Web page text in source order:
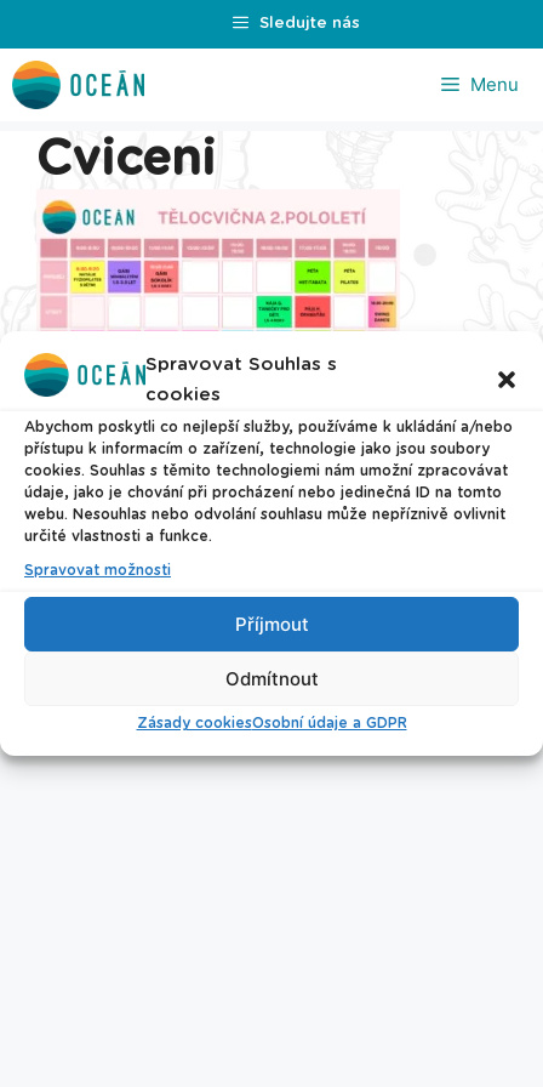
Spravovat Souhlas s
cookies
Abychom poskytli co nejlepší služby, používáme k ukládání a/nebo
přístupu k informacím o zařízení, technologie jako jsou soubory
cookies. Souhlas s těmito technologiemi nám umožní zpracovávat
údaje, jako je chování při procházení nebo jedinečná ID na tomto
webu. Nesouhlas nebo odvolání souhlasu může nepříznivě ovlivnit
určité vlastnosti a funkce.
Spravovat možnosti
Příjmout
Odmítnout
Zásady cookiesOsobní údaje a GDPR
na
obsah
Sledujte nás
Menu
Cviceni
© 2026 Plavecké centrum Oceán